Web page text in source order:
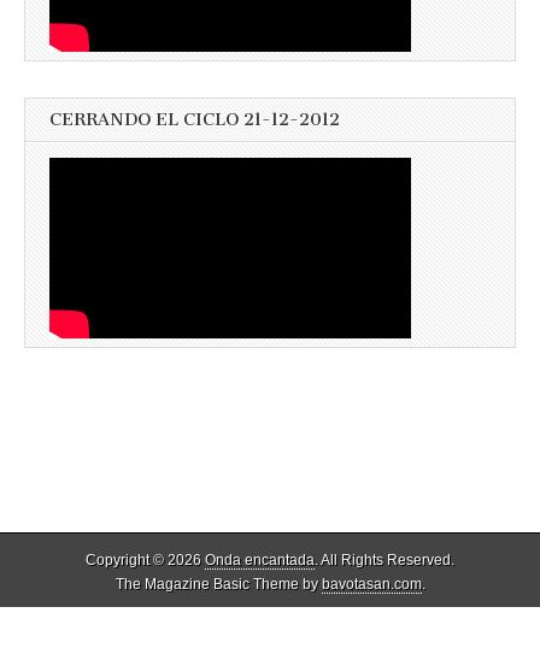
CERRANDO EL CICLO 21-12-2012
Copyright © 2026 Onda encantada. All Rights Reserved.
The Magazine Basic Theme bybavotasan.com.